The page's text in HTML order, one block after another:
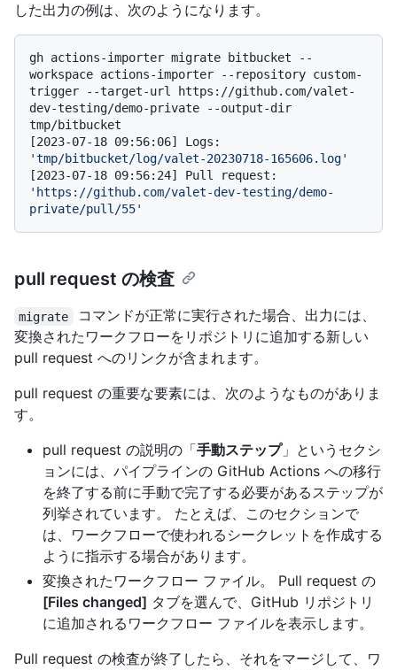
した出力の例は、次のようになります。
gh actions-importer migrate bitbucket --
workspace actions-importer --repository custom-
trigger --target-url https://github.com/valet-
dev-testing/demo-private --output-dir
tmp/bitbucket
'tmp/bitbucket/log/valet-20230718-165606.log'
'https://github.com/valet-dev-testing/demo-
private/pull/55'
pull request の検査
migrate
コマンドが正常に実行された場合、出力には、
変換されたワークフローをリポジトリに追加する新しい
pull request へのリンクが含まれます。
pull request の重要な要素には、次のようなものがありま
す。
pull request の説明の「手動ステップ」というセクシ
ョンには、パイプラインの GitHub Actions への移行
を終了する前に手動で完了する必要があるステップが
列挙されています。 たとえば、このセクションで
は、ワークフローで使われるシークレットを作成する
ように指示する場合があります。
変換されたワークフロー ファイル。 Pull request の
[Files changed] タブを選んで、GitHub リポジトリ
に追加されるワークフロー ファイルを表示します。
Pull request の検査が終了したら、それをマージして、ワ